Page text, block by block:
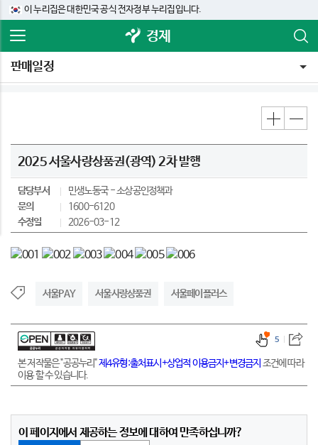
이 누리집은 대한민국 공식 전자정부 누리집입니다.
경제
판매일정
2025 서울사랑상품권(광역) 2차 발행
담당부서 민생노동국
소상공인정책과
문의
1600-6120
수정일
2026-03-12
서울PAY 서울사랑상품권 서울페이플러스
본 저작물은 "공공누리"제4유형:출처표시+상업적 이용금지+변경금지 조건에 따라
이용 할 수 있습니다.
5
이 페이지에서 제공하는 정보에 대하여 만족하십니까?